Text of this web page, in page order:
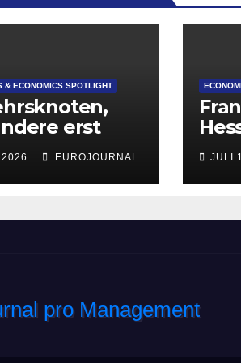
& ECONOMICS SPOTLIGHT
erst
EUROJOURNAL JULI